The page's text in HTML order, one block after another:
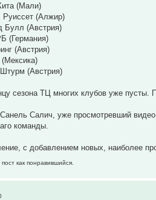
(Мали)
(Алжир)
Булл (Австрия)
(Германия)
(Австрия)
(Австрия)
сезона ТЦ многих клубов уже пусты.
Салич, уже просмотревший
команды.
с добавлением новых, наиболее
как понравившийся.